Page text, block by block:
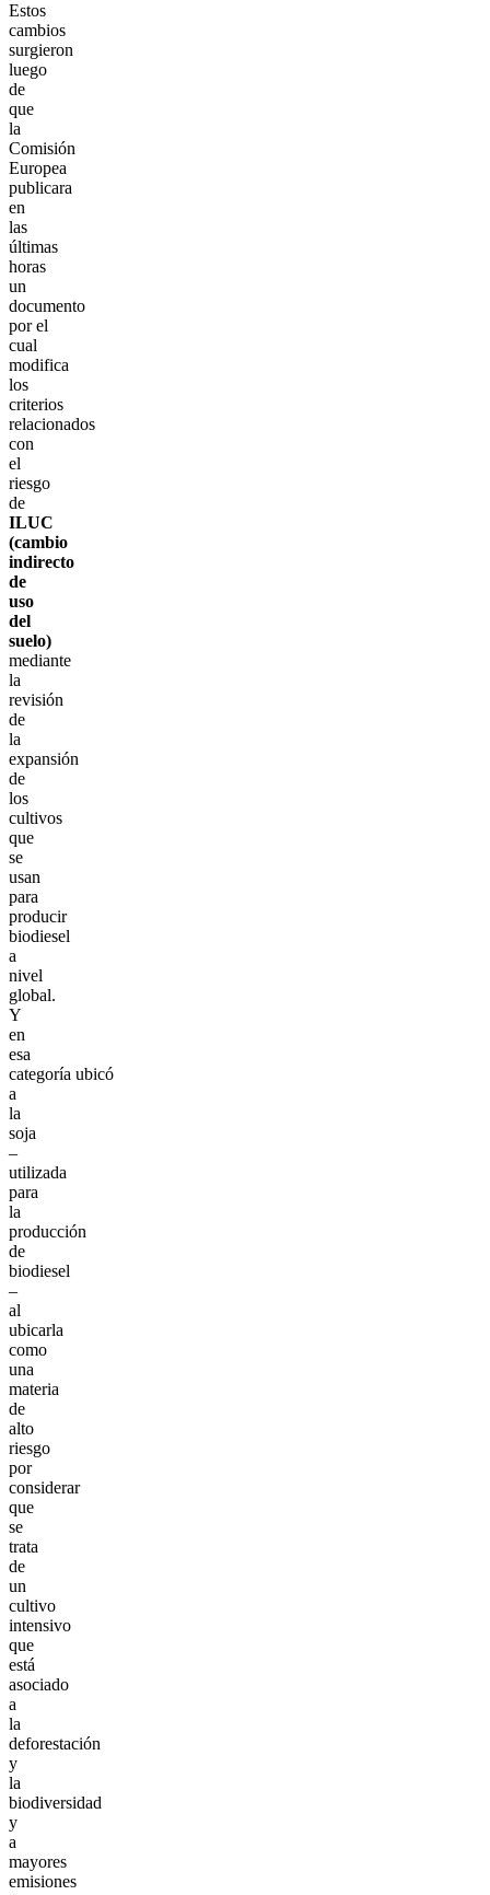
Estos
cambios
surgieron
luego
de
que
la
Comisión
Europea
publicara
en
las
últimas
horas
un
documento
por el
cual
modifica
los
criterios
relacionados
con
el
riesgo
de
ILUC
(cambio
indirecto
de
uso
del
suelo)
mediante
la
revisión
de
la
expansión
de
los
cultivos
que
se
usan
para
producir
biodiesel
a
nivel
global.
Y
en
esa
categoría ubicó
a
la
soja
–
utilizada
para
la
producción
de
biodiesel
–
al
ubicarla
como
una
materia
de
alto
riesgo
por
considerar
que
se
trata
de
un
cultivo
intensivo
que
está
asociado
a
la
deforestación
y
la
biodiversidad
y
a
mayores
emisiones